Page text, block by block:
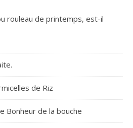
rouleau de printemps, est-il
de Riz
Bonheur de la bouche